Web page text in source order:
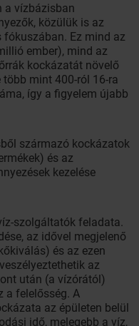
a vízbázisban
közülük is az
Ez mind az
ember), mind az
kockázatát növelő
mint 400-ról 16-ra
így a figyelem újabb
származó kockázatok
és az
kezelése
szolgáltatók feladata.
az idővel megjelenő
és az ezen
az
után (a vízórától)
a felelősség. A
az épületen belül
idő, melegebb a víz,